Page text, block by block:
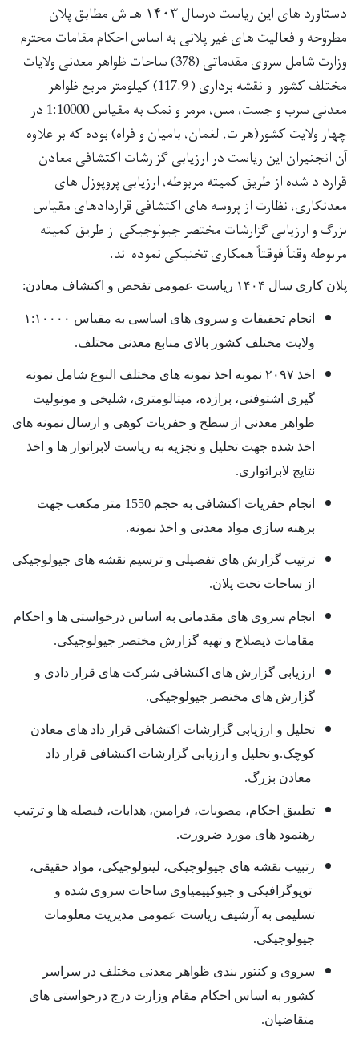
دستاورد های این ریاست درسال ۱۴۰۳ هـ ش مطابق پلان
مطروحه و فعالیت های غیر پلانی به اساس احکام مقامات محترم
وزارت شامل سروی مقدماتی (378) ساحات ظواهر معدنی ولایات
مختلف کشور و نقشه برداری ( 117.9) کیلومتر مربع ظواهر
معدنی سرب و جست، مس، مرمر و نمک به مقیاس 1:10000 در
چهار ولایت کشور(هرات، لغمان، بامیان و فراه) بوده که بر علاوه
آن انجنیران این ریاست در ارزیابی گزارشات اکتشافی معادن
قرارداد شده از طریق کمیته مربوطه، ارزیابی پروپوزل های
معدنکاری، نظارت از پروسه های اکتشافی قراردادهای مقیاس
بزرگ و ارزیابی گزارشات مختصر جیولوجیکی از طریق کمیته
مربوطه وقتاً فوقتاً همکاری تخنیکی نموده اند.
پلان کاری سال ۱۴۰۴ ریاست عمومی تفحص و اکتشاف معادن :
انجام تحقیقات و سروی های اساسی به مقیاس ۱:۱۰۰۰۰
ولایت مختلف کشور بالای منابع معدنی مختلف.
اخذ ۲۰۹۷ نمونه اخذ نمونه های مختلف النوع شامل نمونه
گیری اشتوفنی، برازده، میتالومتری، شلیخی و مونولیت
ظواهر معدنی از سطح و حفریات کوهی و ارسال نمونه های
اخذ شده جهت تحلیل و تجزیه به ریاست لابراتوار ها و اخذ
نتایج لابراتواری.
انجام حفریات اکتشافی به حجم 1550 متر مکعب جهت
برهنه سازی مواد معدنی و اخذ نمونه.
ترتیب گزارش های تفصیلی و ترسیم نقشه های جیولوجیکی
از ساحات تحت پلان.
انجام سروی های مقدماتی به اساس درخواستی ها و احکام
مقامات ذیصلاح و تهیه گزارش مختصر جیولوجیکی.
ارزیابی گزارش های اکتشافی شرکت های قرار دادی و
گزارش های مختصر جیولوجیکی.
تحلیل و ارزیابی گزارشات اکتشافی قرار داد های معادن
کوچک.و تحلیل و ارزیابی گزارشات اکتشافی قرار داد
معادن بزرگ.
تطبیق احکام، مصوبات، فرامین، هدایات، فیصله ها و ترتیب
رهنمود های مورد ضرورت.
رتبیب نقشه های جیولوجیکی، لیتولوجیکی، مواد حقیقی،
توپوگرافیکی و جیوکییمیاوی ساحات سروی شده و
تسلیمی به آرشیف ریاست عمومی مدیریت معلومات
جیولوجیکی.
سروی و کنتور بندی ظواهر معدنی مختلف در سراسر
کشور به اساس احکام مقام وزارت درج درخواستی های
متقاضیان.